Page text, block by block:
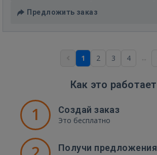
Предложить заказ
1 2 3 4 ...
Как это работает
1 Создай заказ
Это бесплатно
Получи предложения